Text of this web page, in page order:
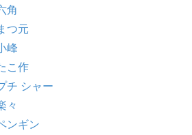
角
つ元
峰
こ作
チ シャー
々
ンギン